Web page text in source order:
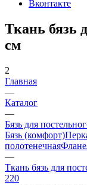
Вконтакте
Ткань бязь
см
2
Главная
—
Каталог
—
Бязь для
Бязь (комфорт)
полотенечная
—
Ткань бязь для
220